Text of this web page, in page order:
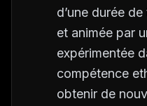
d’une durée
et animée par
expérimentée
compétence
obtenir de